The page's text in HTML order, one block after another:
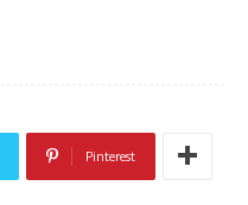
Pinterest